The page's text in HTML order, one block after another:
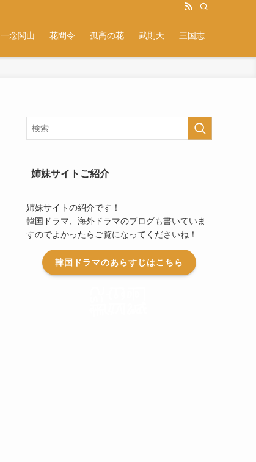
一念関山 花間令 孤高の花 武則天 三国志
姉妹サイトご紹介
姉妹サイトの紹介です！
韓国ドラマ、海外ドラマのブログも書いていま
すのでよかったらご覧になってくださいね！
韓国ドラマのあらすじはこちら